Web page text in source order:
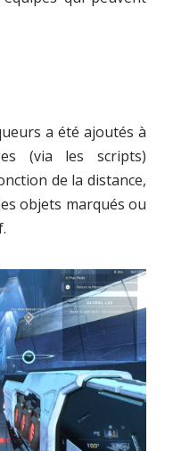
a été ajoutés à
(via les scripts)
de la distance,
objets marqués ou